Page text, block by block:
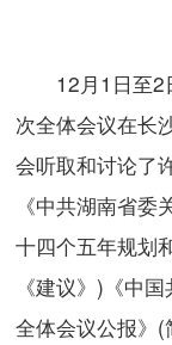
12月1日至2
次全体会议在长
会听取和讨论了
《中共湖南省
十四个五年规划
《建议》)《中
全体会议公报》